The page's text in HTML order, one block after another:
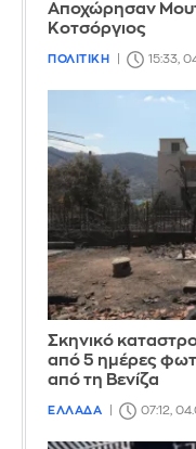
Αποχώρησαν
Κοτσόργιος
ΠΟΛΙΤΙΚΗ 15:33,
Σκηνικό
από 5 ημέρες
από τη Βενίζα
ΕΛΛΑΔΑ 07:12,